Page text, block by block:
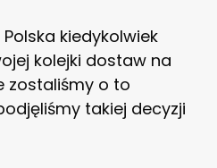
kiedykolwiek
kolejki dostaw na
zostaliśmy o to
takiej decyzji